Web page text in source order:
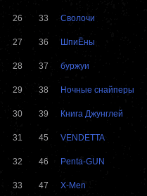
26 33 Сволочи
27 36 ШпиЁны
28 37 буржуи
29 38 Ночные снайперы
30 39 Книга Джунглей
31 45 VENDETTA
32 46 Penta-GUN
33 47 X-Men